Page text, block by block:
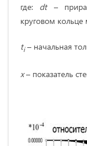
где: dt–
круговом
ti– начальная
x– показатель